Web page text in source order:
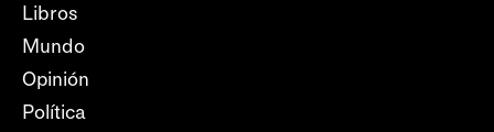
Libros
Mundo
Opinión
Política